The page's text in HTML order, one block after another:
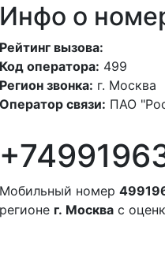
Инфо о
Рейтинг вызова:
Код оператора: 499
Регион звонка: г. Москва
Оператор связи: ПАО
Мобильный номер
регионе г. Москва с